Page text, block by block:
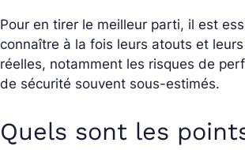
Pour en tirer le meilleur parti, il est
connaître à la fois leurs atouts et
réelles, notamment les risques de
de sécurité souvent sous-estimés.
Quels sont les